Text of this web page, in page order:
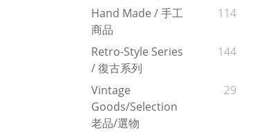
Hand Made / 手工
商品
114
Retro-Style Series
/ 復古系列
144
Vintage
Goods/Selection
老品/選物
29